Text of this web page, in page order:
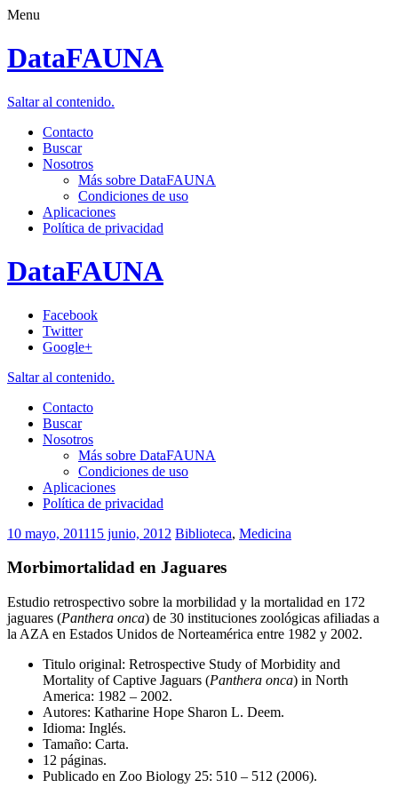
Menu
DataFAUNA
Saltar al contenido.
Contacto
Buscar
Nosotros
Más sobre DataFAUNA
Condiciones de uso
Aplicaciones
Política de privacidad
DataFAUNA
Facebook
Twitter
Google+
Saltar al contenido.
Contacto
Buscar
Nosotros
Más sobre DataFAUNA
Condiciones de uso
Aplicaciones
Política de privacidad
10 mayo, 201115 junio, 2012 Biblioteca, Medicina
Morbimortalidad en Jaguares
Estudio retrospectivo sobre la morbilidad y la mortalidad en 172
jaguares (Panthera onca) de 30 instituciones zoológicas afiliadas a
la AZA en Estados Unidos de Norteamérica entre 1982 y 2002.
Titulo original: Retrospective Study of Morbidity and
Mortality of Captive Jaguars (Panthera onca) in North
America: 1982 – 2002.
Autores: Katharine Hope Sharon L. Deem.
Idioma: Inglés.
Tamaño: Carta.
12 páginas.
Publicado en Zoo Biology 25: 510 – 512 (2006).